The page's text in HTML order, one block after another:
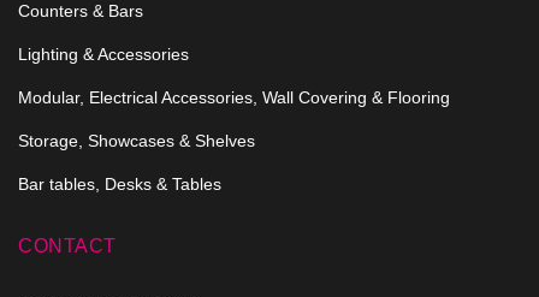
Counters & Bars
Lighting & Accessories
Modular, Electrical Accessories, Wall Covering & Flooring
Storage, Showcases & Shelves
Bar tables, Desks & Tables
CONTACT